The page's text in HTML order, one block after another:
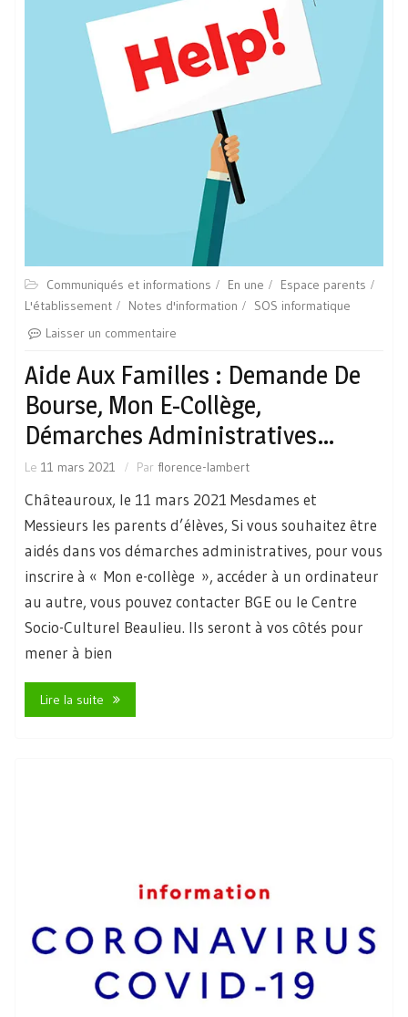
Communiqués et informations En une
Espace parents
L'établissement
Notes d'information
SOS informatique
Laisser un commentaire
Aide Aux Familles : Demande De
Bourse, Mon E-Collège,
Démarches Administratives…
Le 11 mars 2021 Par florence-lambert
Châteauroux, le 11 mars 2021 Mesdames et
Messieurs les parents d’élèves, Si vous souhaitez être
aidés dans vos démarches administratives, pour vous
inscrire à « Mon e-collège », accéder à un ordinateur
au autre, vous pouvez contacter BGE ou le Centre
Socio-Culturel Beaulieu. Ils seront à vos côtés pour
mener à bien
Lire la suite